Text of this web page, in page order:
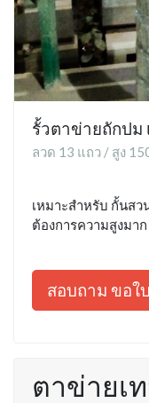
รั้วตาข่ายถักปม
ลวด 13 แถว / สูง
เหมาะสำหรับ กั้นส
ต้องการความสูงมาก
สอบถาม ขอใ
ตาข่ายเ